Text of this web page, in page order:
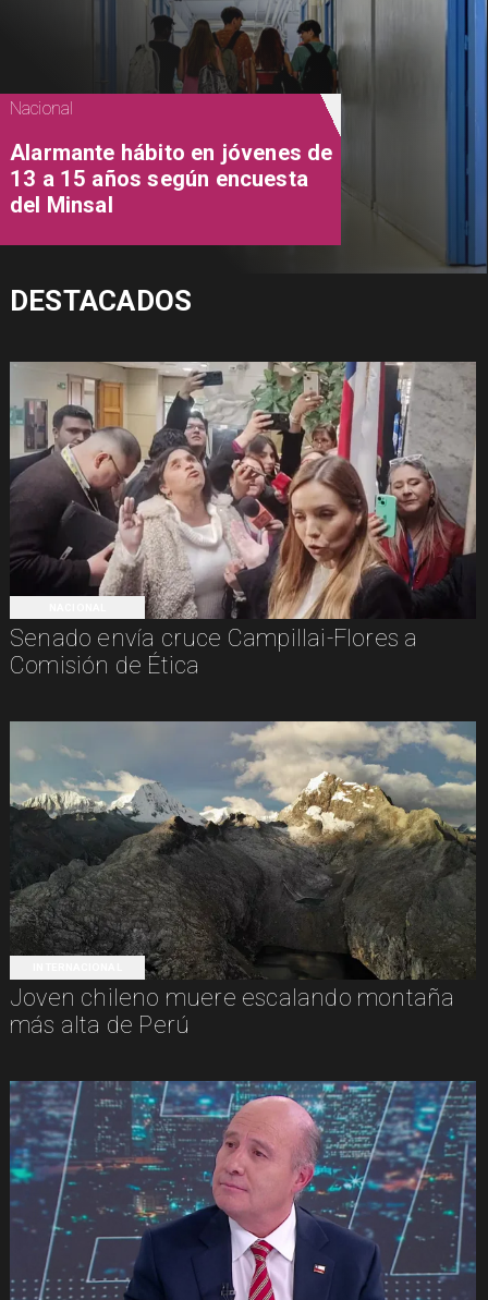
Senado envía cruce Campillai-Flores a
Comisión de Ética
Joven chileno muere escalando montaña
más alta de Perú
Nacional
Alarmante hábito en jóvenes de
13 a 15 años según encuesta
del Minsal
DESTACADOS